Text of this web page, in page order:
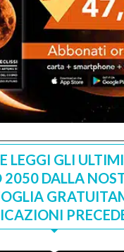
LEGGI GLI
2050 DALLA